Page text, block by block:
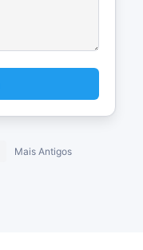
Mais Antigos